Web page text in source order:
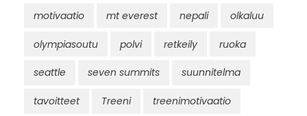
motivaatio mt everest nepali olkaluu
olympiasoutu polvi retkeily ruoka
seattle seven summits suunnitelma
tavoitteet Treeni treenimotivaatio